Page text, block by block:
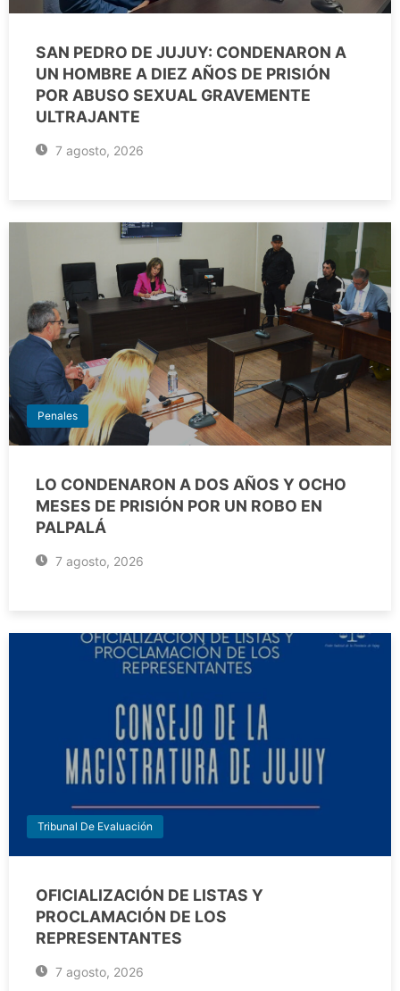
SAN PEDRO DE JUJUY: CONDENARON A
UN HOMBRE A DIEZ AÑOS DE PRISIÓN
POR ABUSO SEXUAL GRAVEMENTE
ULTRAJANTE
7 agosto, 2026
Penales
LO CONDENARON A DOS AÑOS Y OCHO
MESES DE PRISIÓN POR UN ROBO EN
PALPALÁ
7 agosto, 2026
Tribunal De Evaluación
OFICIALIZACIÓN DE LISTAS Y
PROCLAMACIÓN DE LOS
REPRESENTANTES
7 agosto, 2026